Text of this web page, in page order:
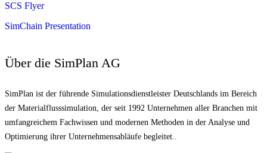
SCS Flyer
SimChain Presentation
Über die SimPlan AG
SimPlan ist der führende Simu­lationsdienstleister Deutschlands im Bereich
der Materialfluss­simulation, der seit 1992 Unternehmen aller Branchen mit
umfangreichem Fachwissen und modernen Methoden in der Analyse und
Optimierung ihrer Unternehmens­abläufe begleitet..